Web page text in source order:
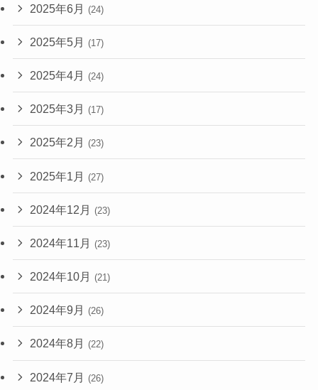
2025年6月 (24)
2025年5月 (17)
2025年4月 (24)
2025年3月 (17)
2025年2月 (23)
2025年1月 (27)
2024年12月 (23)
2024年11月 (23)
2024年10月 (21)
2024年9月 (26)
2024年8月 (22)
2024年7月 (26)